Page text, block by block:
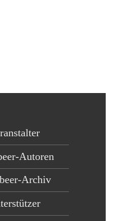
Autoren
Archiv